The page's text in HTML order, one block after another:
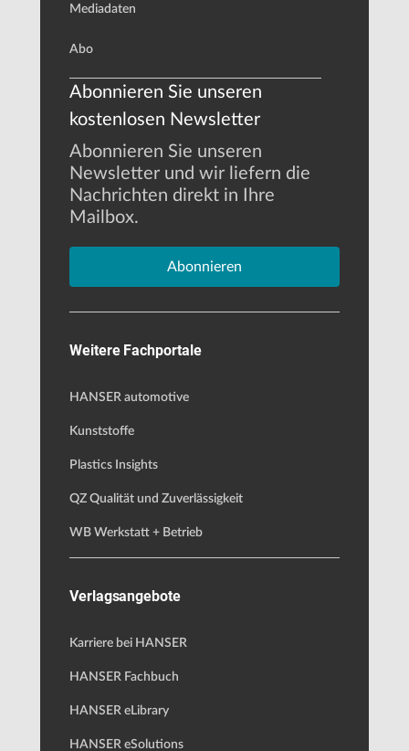
Mediadaten
Abo
Abonnieren Sie unseren
kostenlosen Newsletter
Abonnieren Sie unseren
Newsletter und wir liefern die
Nachrichten direkt in Ihre
Mailbox.
Abonnieren
Weitere Fachportale
HANSER automotive
Kunststoffe
Plastics Insights
QZ Qualität und Zuverlässigkeit
WB Werkstatt + Betrieb
Verlagsangebote
Karriere bei HANSER
HANSER Fachbuch
HANSER eLibrary
HANSER eSolutions